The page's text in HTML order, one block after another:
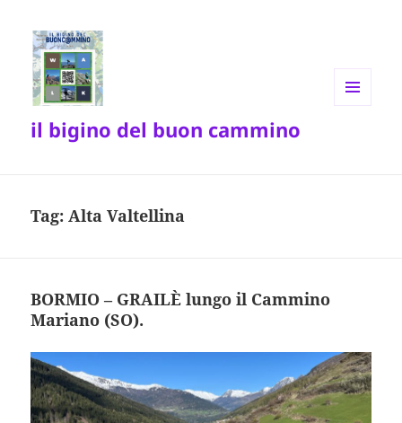
il bigino del buon cammino
Tag:Alta Valtellina
BORMIO – GRAILÈ lungo il Cammino
Mariano (SO).